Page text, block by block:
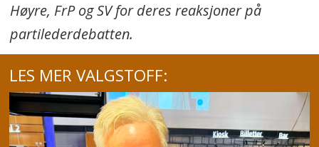
Høyre, FrP og SV for deres reaksjoner på
partilederdebatten.
LES MER VALGSTOFF: